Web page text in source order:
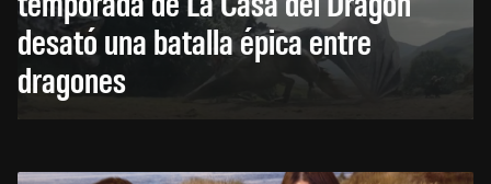
desató una batalla épica entre
dragones